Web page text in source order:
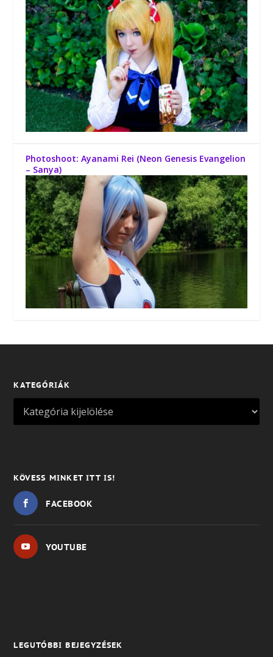
Photoshoot: Ayanami Rei (Neon Genesis Evangelion
– Sanya)
KATEGÓRIÁK
KÖVESS MINKET ITT IS!
FACEBOOK
YOUTUBE
LEGUTÓBBI BEJEGYZÉSEK